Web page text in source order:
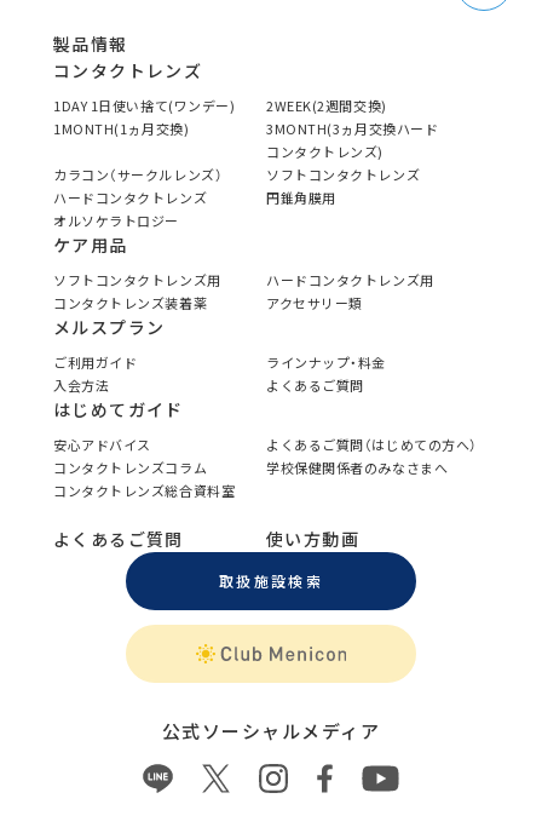
製品情報
コンタクトレンズ
1DAY 1日使い捨て(ワンデー)
2WEEK(2週間交換)
1MONTH(1ヵ月交換)
3MONTH(3ヵ月交換ハード
コンタクトレンズ)
カラコン（サークルレンズ）
ソフトコンタクトレンズ
ハードコンタクトレンズ
円錐角膜用
オルソケラトロジー
ケア用品
ソフトコンタクトレンズ用
ハードコンタクトレンズ用
コンタクトレンズ装着薬
アクセサリー類
メルスプラン
ご利用ガイド
ラインナップ・料金
入会方法
よくあるご質問
はじめてガイド
安心アドバイス
よくあるご質問（はじめての方へ）
コンタクトレンズコラム
学校保健関係者のみなさまへ
コンタクトレンズ総合資料室
よくあるご質問 使い方動画
取扱施設検索
公式ソーシャルメディア